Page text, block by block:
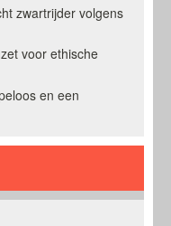
zwartrijder volgens
voor ethische
en een